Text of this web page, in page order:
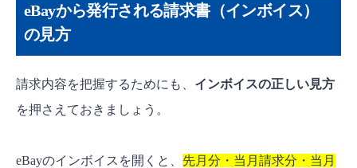
eBayから発行される請求書（インボイス）
の見方
請求内容を把握するためにも、 インボイスの正しい見方
を押さえておきましょう。
eBayのインボイスを開くと、 先月分・当月請求分・当月